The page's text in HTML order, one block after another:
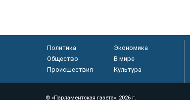
Политика
Экономика
Общество
В мире
Происшествия
Культура
© «Парламентская газета», 2026 г.